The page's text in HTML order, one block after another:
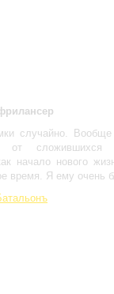
случайно.
от сложившихся
начало нового
время. Я ему очень